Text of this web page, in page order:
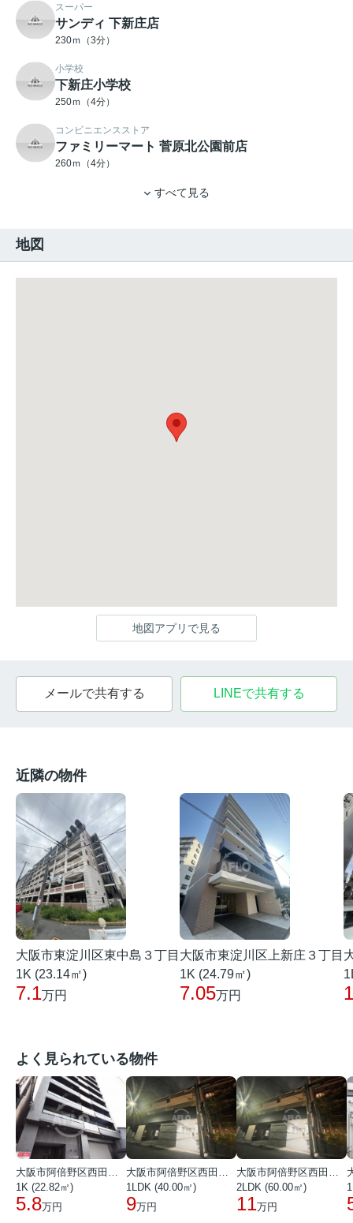
スーパー
サンディ 下新庄店
230ｍ（3分）
小学校
下新庄小学校
250ｍ（4分）
コンビニエンスストア
ファミリーマート 菅原北公園前店
260ｍ（4分）
すべて見る
地図
地図アプリで見る
メールで共有する LINEで共有する
近隣の物件
大阪市東淀川区東中島３丁目
1K (23.14㎡)
7.1万円
大阪市東淀川区上新庄３丁目
1K (24.79㎡)
7.05万円
よく見られている物件
大阪市阿倍野区西田辺町１丁目
1K (22.82㎡)
5.8万円
大阪市阿倍野区西田辺町１丁目
1LDK (40.00㎡)
9万円
大阪市阿倍野区西田辺町１丁目
2LDK (60.00㎡)
11万円